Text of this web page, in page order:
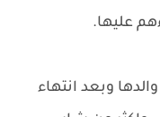
عليها.
وبعد انتهاء